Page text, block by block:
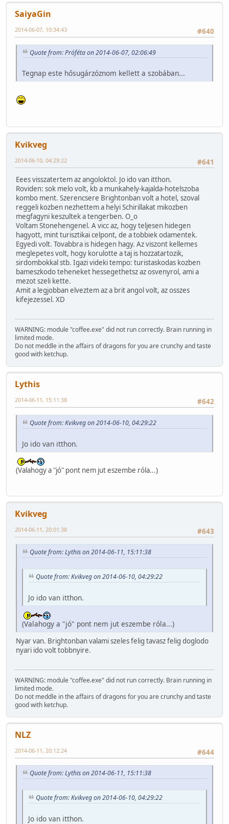
SaiyaGin
#640
2014-06-07, 10:34:43
Quote from: Próféta on 2014-06-07, 02:06:49
Tegnap este hősugárzóznom kellett a szobában...
Kvikveg
#641
2014-06-10, 04:29:22
Eees visszatertem az angoloktol. Jo ido van itthon.
Roviden: sok melo volt, kb a munkahely-kajalda-hotelszoba
kombo ment. Szerencsere Brightonban volt a hotel, szoval
reggeli kozben nezhettem a helyi Schirillakat mikozben
megfagyni keszultek a tengerben. O_o
Voltam Stonehengenel. A vicc az, hogy teljesen hidegen
hagyott, mint turisztikai celpont, de a tobbiek odamentek.
Egyedi volt. Tovabbra is hidegen hagy. Az viszont kellemes
meglepetes volt, hogy korulotte a taj is hozzatartozik,
sirdombokkal stb. Igazi videki tempo: turistaskodas kozben
bameszkodo teheneket hessegethetsz az osvenyrol, ami a
mezot szeli kette.
Amit a legjobban elveztem az a brit angol volt, az osszes
kifejezessel. XD
WARNING: module "coffee.exe" did not run correctly. Brain running in
limited mode.
Do not meddle in the affairs of dragons for you are crunchy and taste
good with ketchup.
Lythis
#642
2014-06-11, 15:11:38
Quote from: Kvikveg on 2014-06-10, 04:29:22
Jo ido van itthon.
(Valahogy a "jó" pont nem jut eszembe róla...)
Kvikveg
#643
2014-06-11, 20:01:38
Quote from: Lythis on 2014-06-11, 15:11:38
Quote from: Kvikveg on 2014-06-10, 04:29:22
Jo ido van itthon.
(Valahogy a "jó" pont nem jut eszembe róla...)
Nyar van. Brightonban valami szeles felig tavasz felig doglodo
nyari ido volt tobbnyire.
WARNING: module "coffee.exe" did not run correctly. Brain running in
limited mode.
Do not meddle in the affairs of dragons for you are crunchy and taste
good with ketchup.
NLZ
#644
2014-06-11, 20:12:24
Quote from: Lythis on 2014-06-11, 15:11:38
Quote from: Kvikveg on 2014-06-10, 04:29:22
Jo ido van itthon.